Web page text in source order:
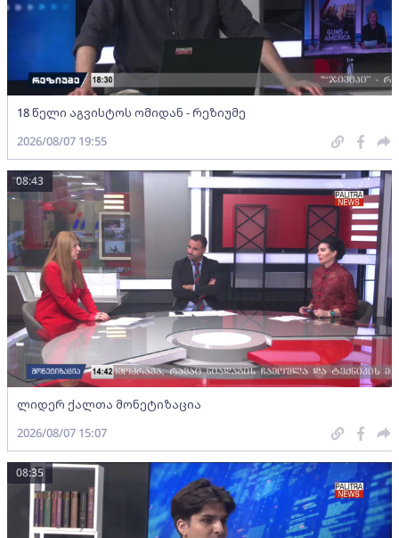
18 წელი აგვისტოს ომიდან - რეზიუმე
2026/08/07 19:55
ლიდერ ქალთა მონეტიზაცია
08:43
2026/08/07 15:07
08:35